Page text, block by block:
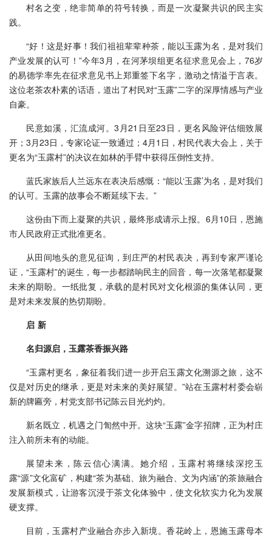
村名之变，绝非简单的符号转换，而是一次凝聚共识的民主实
践。
“好！这是好事！我们祖祖辈辈种茶，能以玉露为名，是对我们
产业发展的认可！”今年3月，在河茅坝组更名征求意见会上，76岁
的易德学率先在征求意见书上郑重签下名字，激动之情溢于言表。
这位老茶农朴素的话语，道出了村民对“玉露”二字的深厚情感与产业
自豪。
民意如溪，汇流成河。3月21日至23日，更名风险评估细致展
开；3月23日，专家论证一致通过；4月1日，村民代表大会上，关于
更名为“玉露村”的决议在如林的手臂中获得压倒性支持。
蓝氏家族后人兰远东在表决后感慨：“能以‘玉露’为名，是对我们
的认可。玉露的故事会不断延续下去。”
这份由下而上凝聚的共识，最终形成请示上报。6月10日，恩施
市人民政府正式批准更名。
从田间地头的意见征询，到庄严的村民表决，再到专家严谨论
证，“玉露村”的诞生，每一步都踏响民主的回音，每一次落笔都凝聚
未来的期盼。一纸批复，承载的是村民对文化根源的集体认同，更
是对未来发展的热切期盼。
启 新
名归源启，玉露茶香振兴路
“玉露村更名，象征着我们进一步开启玉露文化溯源之旅，这不
仅是对历史的继承，更是对未来的美好展望。”站在玉露村村委会崭
新的牌匾旁，村党支部书记陈云目光灼灼。
新名既立，机遇之门訇然中开。这块“玉露”金字招牌，正为村庄
注入前所未有的动能。
展望未来，陈云信心满满。她介绍，玉露村将继续深挖玉
露“源”文化富矿，构建“茶为基础、旅为融合、文为内涵”的茶旅融合
发展新模式，让游客沉浸于茶文化体验中，使文化软实力化为发展
硬支撑。
目前，玉露村产业融合亦步入新境。香花岭上，恩施玉露母本